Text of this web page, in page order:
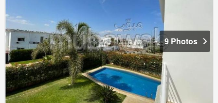
9 Photos